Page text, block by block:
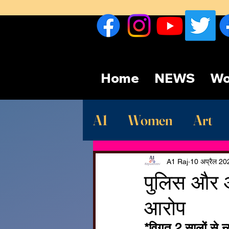
Home NEWS
A1 Women Art
Sport देश
पुलिस और
आरोप
A1 Raj 10 अप्रैल